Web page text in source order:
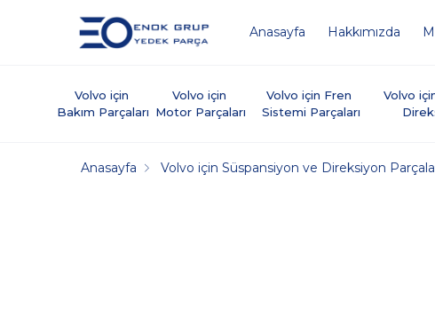
Anasayfa Hakkımızda
Volvo için
Bakım Parçaları
Volvo için
Motor Parçaları
Volvo için Fren
Sistemi Parçaları
Volvo
Anasayfa Volvo için Süspansiyon ve Direksiyon